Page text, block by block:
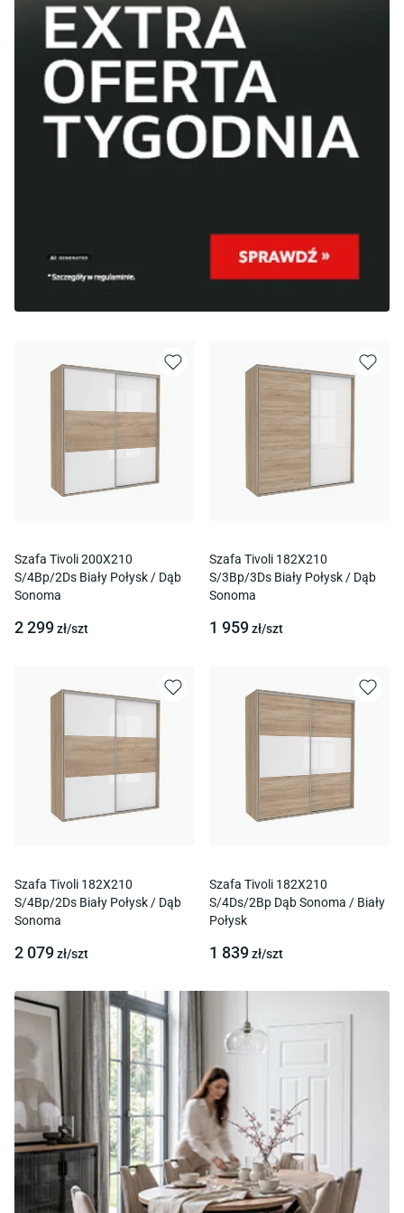
Szafa Tivoli 200X210
S/4Bp/2Ds Biały Połysk / Dąb
Sonoma
2 299zł/szt
Szafa Tivoli 182X210
S/3Bp/3Ds Biały Połysk / Dąb
Sonoma
1 959zł/szt
Szafa Tivoli 182X210
S/4Bp/2Ds Biały Połysk / Dąb
Sonoma
2 079zł/szt
Szafa Tivoli 182X210
S/4Ds/2Bp Dąb Sonoma / Biały
Połysk
1 839zł/szt